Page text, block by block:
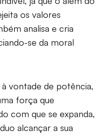
os valores
analisa e cria
se da moral
vontade de potência,
força que
com que se expanda,
alcançar a sua